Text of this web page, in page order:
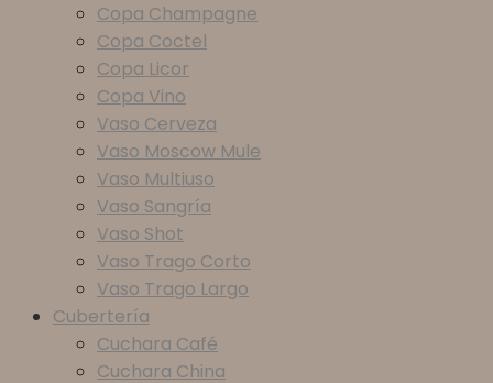
Copa Champagne
Copa Coctel
Copa Licor
Copa Vino
Vaso Cerveza
Vaso Moscow Mule
Vaso Multiuso
Vaso Sangría
Vaso Shot
Vaso Trago Corto
Vaso Trago Largo
Cubertería
Cuchara Café
Cuchara China